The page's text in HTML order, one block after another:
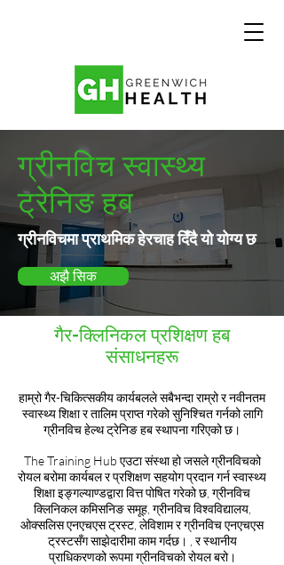
ग्रीनविच स्वास्थ्य
ट्रेनिङ हब
ग्रीनविचमा प्राथमिक हेरचाह दिँदै यो योग्य छ
अझै सिक
गैर-क्लिनिकल प्रशिक्षण हब
संसाधनहरू
हाम्रो गैर-चिकित्सकीय कार्यबलले सबैभन्दा राम्रो र नवीनतम
स्वास्थ्य शिक्षा र तालिम प्राप्त गरेको सुनिश्चित गर्नको लागि
ग्रीनविच हेल्थ ट्रेनिङ हब स्थापना गरिएको छ।
The Training Hub एउटा संस्था हो जसले ग्रीनविचको
रोयल बरोमा कार्यबल र प्रशिक्षण सहयोग प्रदान गर्न स्वास्थ्य
शिक्षा इङ्गल्याण्डद्वारा वित्त पोषित गरेको छ, ग्रीनविच
क्लिनिकल कमिसनिङ समूह, ग्रीनविच विश्वविद्यालय,
ओक्सलिस एनएचएस ट्रस्ट, लेविशाम र ग्रीनविच एनएचएस
ट्रस्टसँग साझेदारीमा काम गर्दछ। , र स्थानीय
प्राधिकरणको रूपमा ग्रीनविचको रोयल बरो।